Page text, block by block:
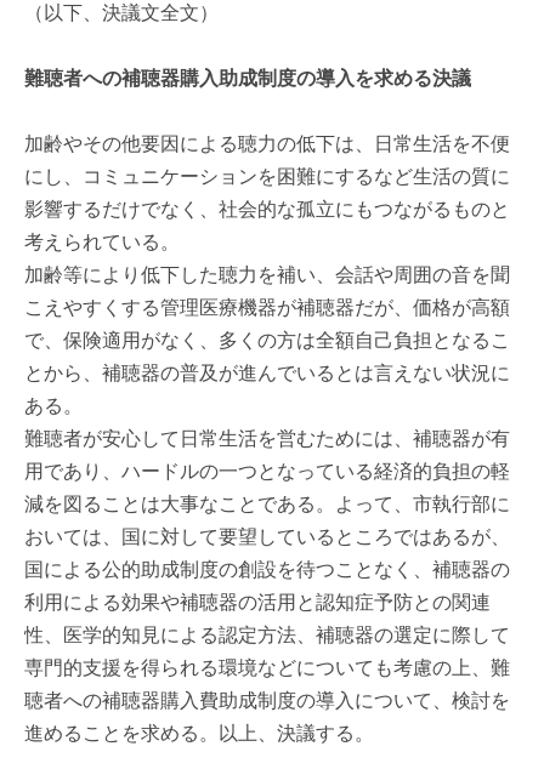
（以下、決議文全文）
難聴者への補聴器購入助成制度の導入を求める決議
加齢やその他要因による聴力の低下は、日常生活を不便
にし、コミュニケーションを困難にするなど生活の質に
影響するだけでなく、社会的な孤立にもつながるものと
考えられている。
加齢等により低下した聴力を補い、会話や周囲の音を聞
こえやすくする管理医療機器が補聴器だが、価格が高額
で、保険適用がなく、多くの方は全額自己負担となるこ
とから、補聴器の普及が進んでいるとは言えない状況に
ある。
難聴者が安心して日常生活を営むためには、補聴器が有
用であり、ハードルの一つとなっている経済的負担の軽
減を図ることは大事なことである。よって、市執行部に
おいては、国に対して要望しているところではあるが、
国による公的助成制度の創設を待つことなく、補聴器の
利用による効果や補聴器の活用と認知症予防との関連
性、医学的知見による認定方法、補聴器の選定に際して
専門的支援を得られる環境などについても考慮の上、難
聴者への補聴器購入費助成制度の導入について、検討を
進めることを求める。以上、決議する。